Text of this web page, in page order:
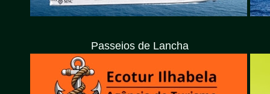
Passeios de Lancha